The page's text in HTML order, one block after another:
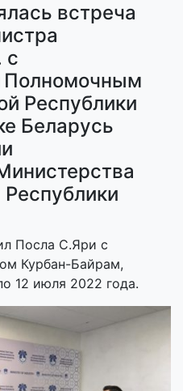
встреча
с
Республики
Беларусь
Посла С.Яри с
Курбан-Байрам,
12 июля 2022 года.